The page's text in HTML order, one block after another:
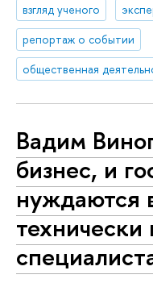
взгляд ученого
репортаж о событии
общественная
Вадим
бизнес, и
нуждаются